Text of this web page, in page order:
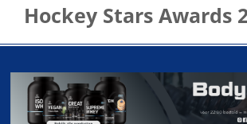
Hockey Stars Awards